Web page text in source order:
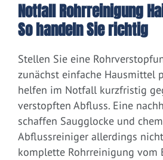
Notfall Rohrreinigung
So handeln Sie richtig
Stellen Sie eine
zunächst einfache Hausmittel
helfen im Notfall kurzfristig
verstopften Abfluss. Eine
schaffen Saugglocke und
Abflussreiniger allerdings
komplette Rohrreinigung vom